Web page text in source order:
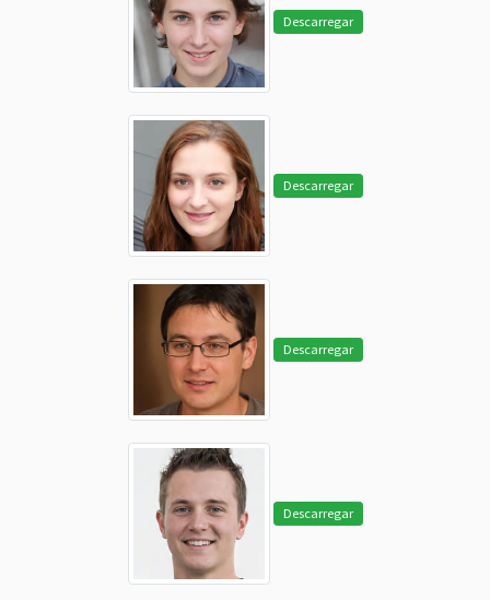
Descarregar
Descarregar
Descarregar
Descarregar